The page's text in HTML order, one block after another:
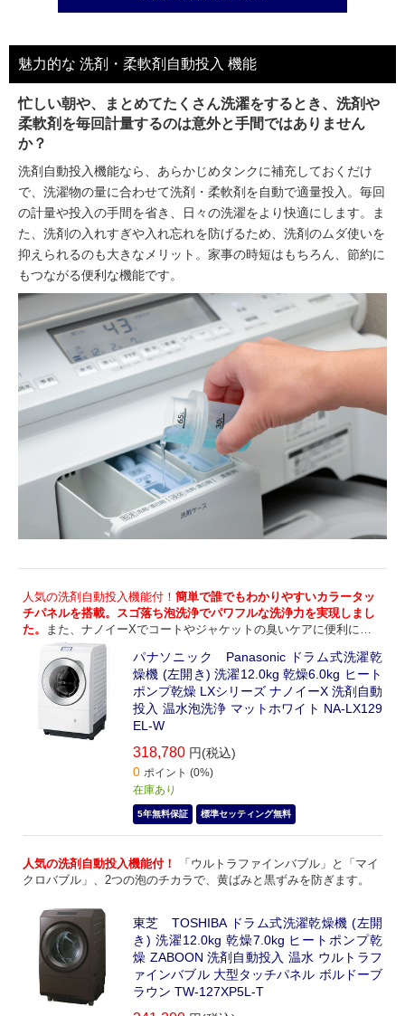
魅力的な 洗剤・柔軟剤自動投入 機能
忙しい朝や、まとめてたくさん洗濯をするとき、洗剤や
柔軟剤を毎回計量するのは意外と手間ではありません
か？
洗剤自動投入機能なら、あらかじめタンクに補充しておくだけ
で、洗濯物の量に合わせて洗剤・柔軟剤を自動で適量投入。毎回
の計量や投入の手間を省き、日々の洗濯をより快適にします。ま
た、洗剤の入れすぎや入れ忘れを防げるため、洗剤のムダ使いを
抑えられるのも大きなメリット。家事の時短はもちろん、節約に
もつながる便利な機能です。
人気の洗剤自動投入機能付！ 簡単で誰でもわかりやすいカラータッ
チパネルを搭載。スゴ落ち泡洗浄でパワフルな洗浄力を実現しまし
た。
また、ナノイーXでコートやジャケットの臭いケアに便利に使
っていただけます。
パナソニック Panasonic ドラム式洗濯乾
燥機 (左開き) 洗濯12.0kg 乾燥6.0kg ヒート
ポンプ乾燥 LXシリーズ ナノイーX 洗剤自動
投入 温水泡洗浄 マットホワイト NA-LX129
EL-W
318,780 円(税込)
0 ポイント (0%)
在庫あり
5年無料保証 標準セッティング無料
人気の洗剤自動投入機能付！
「ウルトラファインバブル」と「マイ
クロバブル」、2つの泡のチカラで、黄ばみと黒ずみを防ぎます。
東芝 TOSHIBA ドラム式洗濯乾燥機 (左開
き) 洗濯12.0kg 乾燥7.0kg ヒートポンプ乾
燥 ZABOON 洗剤自動投入 温水 ウルトラフ
ァインバブル 大型タッチパネル ボルドーブ
ラウン TW-127XP5L-T